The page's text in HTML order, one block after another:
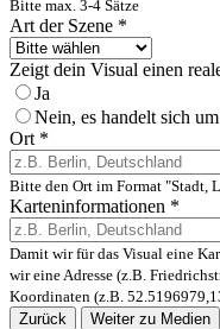
Bitte max. 3-4 Sätze
Art der Szene *
Zeigt dein Visual einen
Ja
Nein, es handelt sich
Ort *
Bitte den Ort im Format "Stadt,
Karteninformationen *
Damit wir für das Visual eine
wir eine Adresse (z.B.
Koordinaten (z.B.
Zurück
Weiter zu Medien